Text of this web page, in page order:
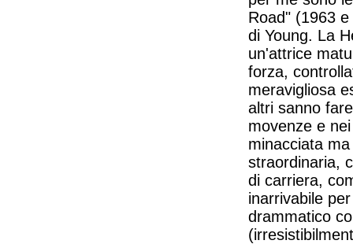
Road" (1963
di Young. La
un'attrice
forza,
meravigliosa
altri sanno
movenze e
minacciata
straordinaria,
di carriera,
inarrivabile
drammatico